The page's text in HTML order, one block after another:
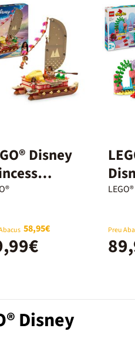
Disney
58,95€
LEGO®
Preu
Disney